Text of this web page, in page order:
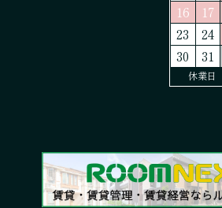
16
17
23
24
30
31
休業日